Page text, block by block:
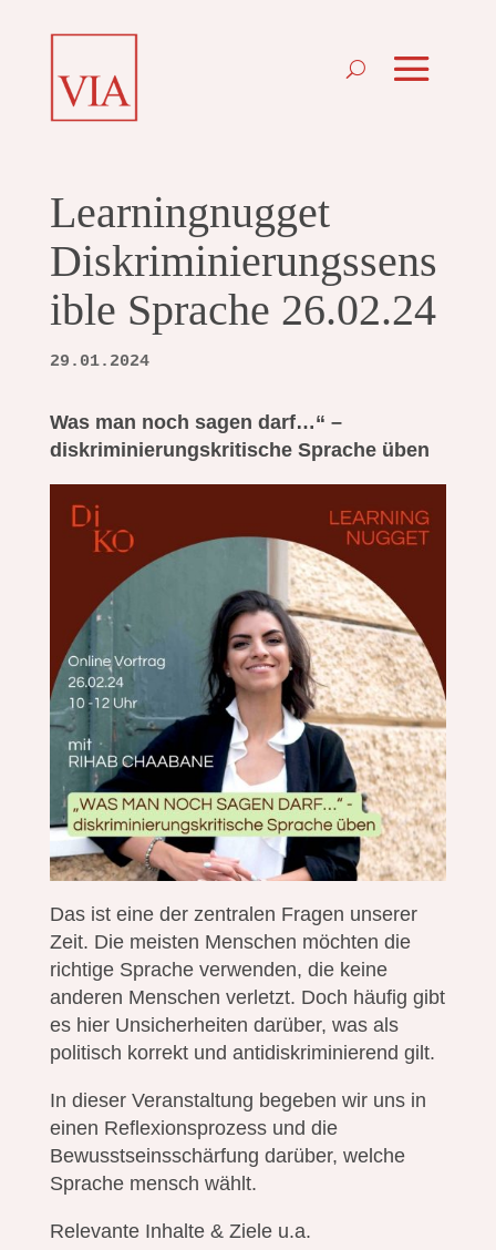
Learningnugget
Diskriminierungssens
ible Sprache 26.02.24
29.01.2024
Was man noch sagen darf…“ –
diskriminierungskritische Sprache üben
Das ist eine der zentralen Fragen unserer
Zeit. Die meisten Menschen möchten die
richtige Sprache verwenden, die keine
anderen Menschen verletzt. Doch häufig gibt
es hier Unsicherheiten darüber, was als
politisch korrekt und antidiskriminierend gilt.
In dieser Veranstaltung begeben wir uns in
einen Reflexionsprozess und die
Bewusstseinsschärfung darüber, welche
Sprache mensch wählt.
Relevante Inhalte & Ziele u.a.